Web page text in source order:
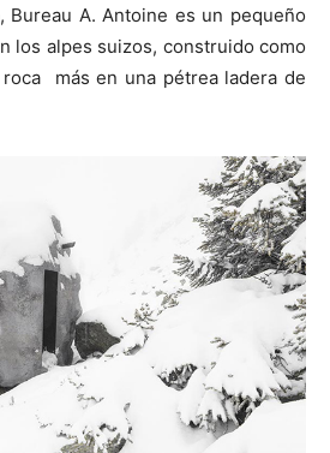
Bureau A. Antoine es un pequeño
los alpes suizos, construido como
más en una pétrea ladera de